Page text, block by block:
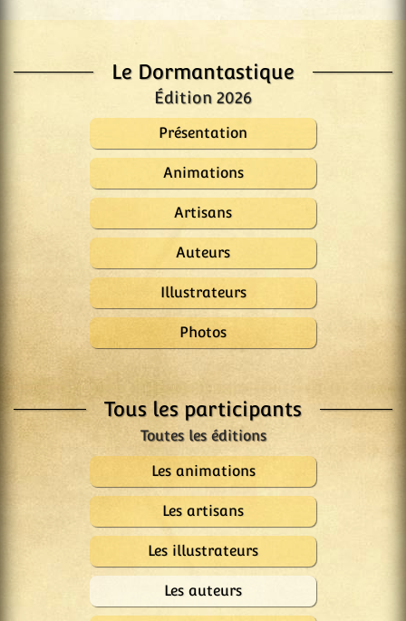
Le Dormantastique
Édition 2026
Présentation
Animations
Artisans
Auteurs
Illustrateurs
Photos
Tous les participants
Les animations
Les artisans
Les illustrateurs
Les auteurs